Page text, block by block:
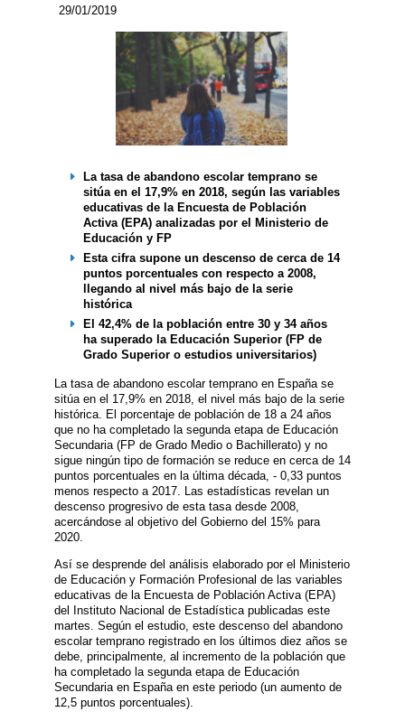
29/01/2019
La tasa de abandono escolar temprano se
sitúa en el 17,9% en 2018, según las variables
educativas de la Encuesta de Población
Activa (EPA) analizadas por el Ministerio de
Educación y FP
Esta cifra supone un descenso de cerca de 14
puntos porcentuales con respecto a 2008,
llegando al nivel más bajo de la serie
histórica
El 42,4% de la población entre 30 y 34 años
ha superado la Educación Superior (FP de
Grado Superior o estudios universitarios)
La tasa de abandono escolar temprano en España se
sitúa en el 17,9% en 2018, el nivel más bajo de la serie
histórica. El porcentaje de población de 18 a 24 años
que no ha completado la segunda etapa de Educación
Secundaria (FP de Grado Medio o Bachillerato) y no
sigue ningún tipo de formación se reduce en cerca de 14
puntos porcentuales en la última década, - 0,33 puntos
menos respecto a 2017. Las estadísticas revelan un
descenso progresivo de esta tasa desde 2008,
acercándose al objetivo del Gobierno del 15% para
2020.
Así se desprende del análisis elaborado por el Ministerio
de Educación y Formación Profesional de las variables
educativas de la Encuesta de Población Activa (EPA)
del Instituto Nacional de Estadística publicadas este
martes. Según el estudio, este descenso del abandono
escolar temprano registrado en los últimos diez años se
debe, principalmente, al incremento de la población que
ha completado la segunda etapa de Educación
Secundaria en España en este periodo (un aumento de
12,5 puntos porcentuales).